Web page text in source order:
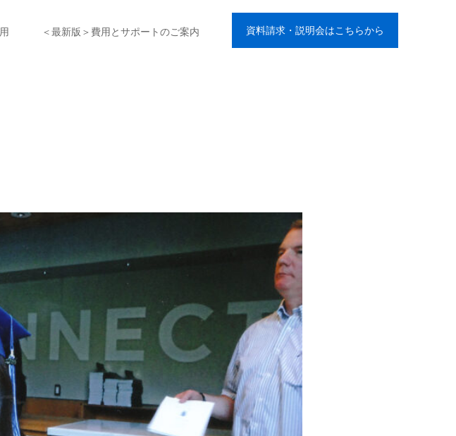
資料請求・説明会はこちらから
＜最新版＞費用とサポートのご案内